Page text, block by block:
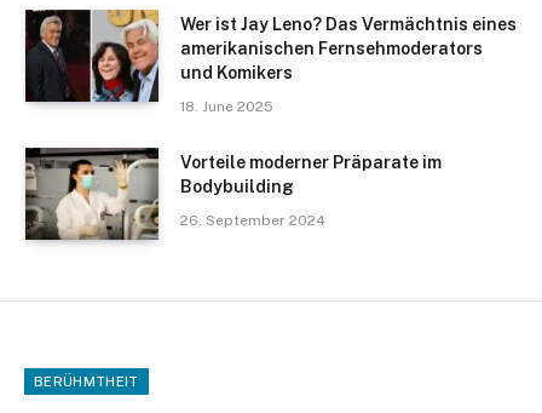
Wer ist Jay Leno? Das Vermächtnis eines
amerikanischen Fernsehmoderators
und Komikers
18. June 2025
Vorteile moderner Präparate im
Bodybuilding
26. September 2024
BERÜHMTHEIT